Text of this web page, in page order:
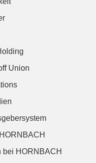
Union
bei HORNBACH